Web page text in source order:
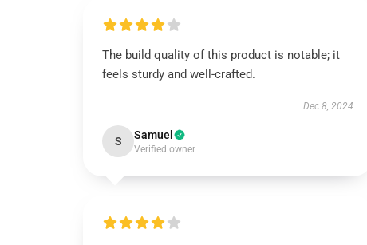
The build quality of this product is notable; it
feels sturdy and well-crafted.
Dec 8, 2024
S Samuel
Verified owner